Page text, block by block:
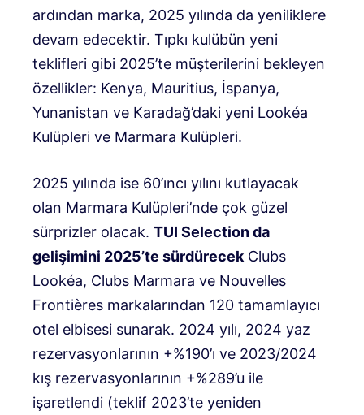
ardından marka, 2025 yılında da yeniliklere
devam edecektir. Tıpkı kulübün yeni
teklifleri gibi 2025’te müşterilerini bekleyen
özellikler: Kenya, Mauritius, İspanya,
Yunanistan ve Karadağ’daki yeni Lookéa
Kulüpleri ve Marmara Kulüpleri.
2025 yılında ise 60’ıncı yılını kutlayacak
olan Marmara Kulüpleri’nde çok güzel
sürprizler olacak. TUI Selection da
gelişimini 2025’te sürdürecek Clubs
Lookéa, Clubs Marmara ve Nouvelles
Frontières markalarından 120 tamamlayıcı
otel elbisesi sunarak. 2024 yılı, 2024 yaz
rezervasyonlarının +%190’ı ve 2023/2024
kış rezervasyonlarının +%289’u ile
işaretlendi (teklif 2023’te yeniden